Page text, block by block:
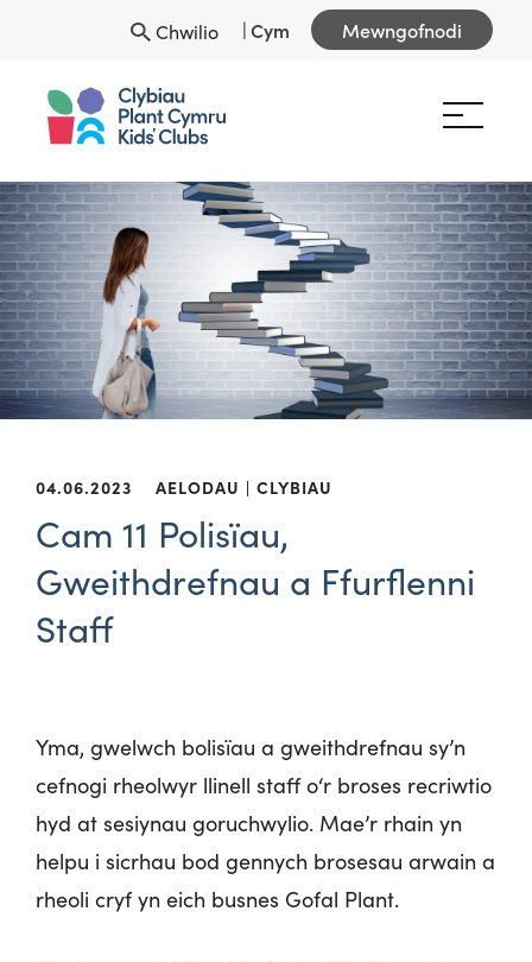
Chwilio |Cym Mewngofnodi
04.06.2023 AELODAU CLYBIAU
Cam 11 Polisïau,
Gweithdrefnau a Ffurflenni
Staff
Yma, gwelwch bolisïau a gweithdrefnau sy’n
cefnogi rheolwyr llinell staffo‘r broses recriwtio
hyd at sesiynau goruchwylio. Mae’r rhain yn
helpu i sicrhau bod gennych brosesau arwain a
rheoli cryf yn eich busnes Gofal Plant.